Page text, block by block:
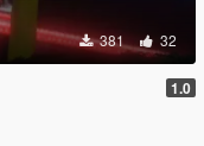
381 32
1.0